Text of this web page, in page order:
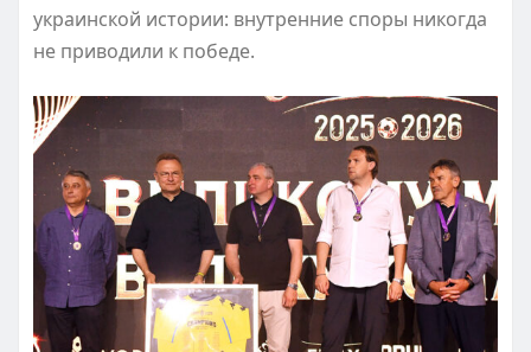
украинской истории: внутренние споры никогда
не приводили к победе.